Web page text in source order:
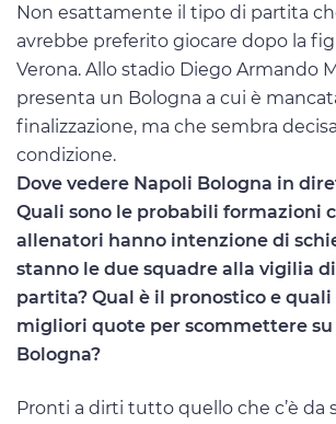
Non esattamente il tipo di partita
avrebbe preferito giocare dopo la
Verona. Allo stadio Diego Armando
presenta un Bologna a cui è
finalizzazione, ma che sembra
condizione.
Dove vedere Napoli Bologna in
Quali sono le probabili formazioni
allenatori hanno intenzione di
stanno le due squadre alla vigilia
partita? Qual è il pronostico e quali
migliori quote per scommettere su
Bologna?
Pronti a dirti tutto quello che c’è da